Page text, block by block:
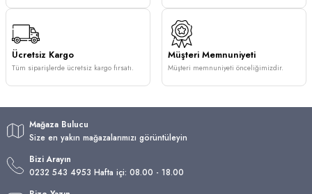
Ücretsiz Kargo
Tüm siparişlerde ücretsiz kargo fırsatı.
Müşteri Memnuniyeti
Müşteri memnuniyeti önceliğimizdir.
Mağaza Bulucu
Size en yakın mağazalarımızı görüntüleyin
Bizi Arayın
0232 543 4953 Hafta içi: 08.00 - 18.00